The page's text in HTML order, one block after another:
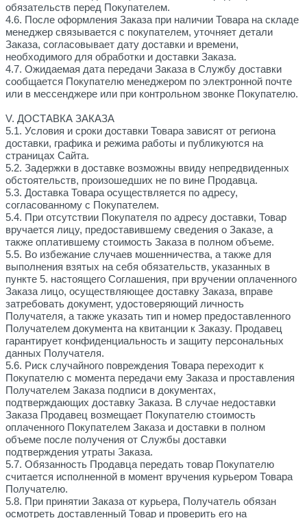
обязательств перед Покупателем.
4.6. После оформления Заказа при наличии Товара на складе
менеджер связывается с покупателем, уточняет детали
Заказа, согласовывает дату доставки и времени,
необходимого для обработки и доставки Заказа.
4.7. Ожидаемая дата передачи Заказа в Службу доставки
сообщается Покупателю менеджером по электронной почте
или в мессенджере или при контрольном звонке Покупателю.
V. ДОСТАВКА ЗАКАЗА
5.1. Условия и сроки доставки Товара зависят от региона
доставки, графика и режима работы и публикуются на
страницах Сайта.
5.2. Задержки в доставке возможны ввиду непредвиденных
обстоятельств, произошедших не по вине Продавца.
5.3. Доставка Товара осуществляется по адресу,
согласованному с Покупателем.
5.4. При отсутствии Покупателя по адресу доставки, Товар
вручается лицу, предоставившему сведения о Заказе, а
также оплатившему стоимость Заказа в полном объеме.
5.5. Во избежание случаев мошенничества, а также для
выполнения взятых на себя обязательств, указанных в
пункте 5. настоящего Соглашения, при вручении оплаченного
Заказа лицо, осуществляющее доставку Заказа, вправе
затребовать документ, удостоверяющий личность
Получателя, а также указать тип и номер предоставленного
Получателем документа на квитанции к Заказу. Продавец
гарантирует конфиденциальность и защиту персональных
данных Получателя.
5.6. Риск случайного повреждения Товара переходит к
Покупателю с момента передачи ему Заказа и проставления
Получателем Заказа подписи в документах,
подтверждающих доставку Заказа. В случае недоставки
Заказа Продавец возмещает Покупателю стоимость
оплаченного Покупателем Заказа и доставки в полном
объеме после получения от Службы доставки
подтверждения утраты Заказа.
5.7. Обязанность Продавца передать товар Покупателю
считается исполненной в момент вручения курьером Товара
Получателю.
5.8. При принятии Заказа от курьера, Получатель обязан
осмотреть доставленный Товар и проверить его на